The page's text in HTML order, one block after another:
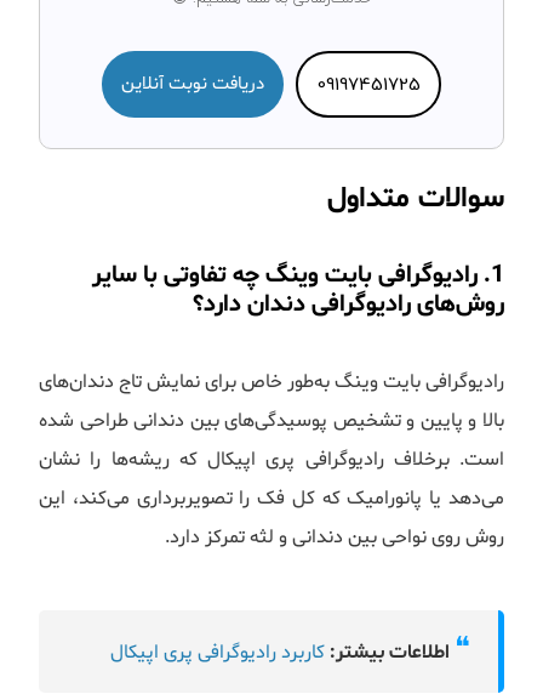
09197451725 دریافت نوبت آنلاین
سوالات متداول
1. رادیوگرافی بایت وینگ چه تفاوتی با سایر
روش‌های رادیوگرافی دندان دارد؟
رادیوگرافی بایت وینگ به‌طور خاص برای نمایش تاج دندان‌های
بالا و پایین و تشخیص پوسیدگی‌های بین دندانی طراحی شده
است. برخلاف رادیوگرافی پری اپیکال که ریشه‌ها را نشان
می‌دهد یا پانورامیک که کل فک را تصویربرداری می‌کند، این
روش روی نواحی بین دندانی و لثه تمرکز دارد.
❝ اطلاعات بیشتر: کاربرد رادیوگرافی پری اپیکال